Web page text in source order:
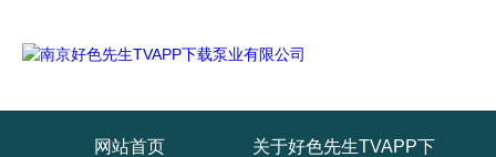
网站首页 关于好色先生TVAPP下